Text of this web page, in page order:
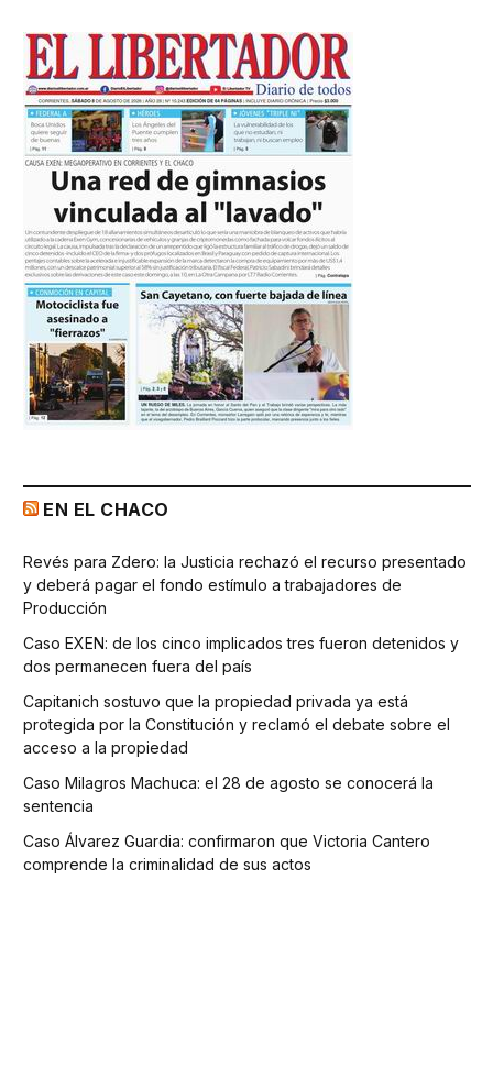
EN EL CHACO
Revés para Zdero: la Justicia rechazó el recurso presentado
y deberá pagar el fondo estímulo a trabajadores de
Producción
Caso EXEN: de los cinco implicados tres fueron detenidos y
dos permanecen fuera del país
Capitanich sostuvo que la propiedad privada ya está
protegida por la Constitución y reclamó el debate sobre el
acceso a la propiedad
Caso Milagros Machuca: el 28 de agosto se conocerá la
sentencia
Caso Álvarez Guardia: confirmaron que Victoria Cantero
comprende la criminalidad de sus actos